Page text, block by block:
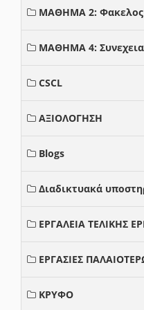
ΜΑΘΗΜΑ 2: Φακελος
ΜΑΘΗΜΑ 4:
CSCL
ΑΞΙΟΛΟΓΗΣΗ
Blogs
Διαδικτυακά
ΕΡΓΑΛΕΙΑ ΤΕΛΙΚΗΣ
ΕΡΓΑΣΙΕΣ
ΚΡΥΦΟ